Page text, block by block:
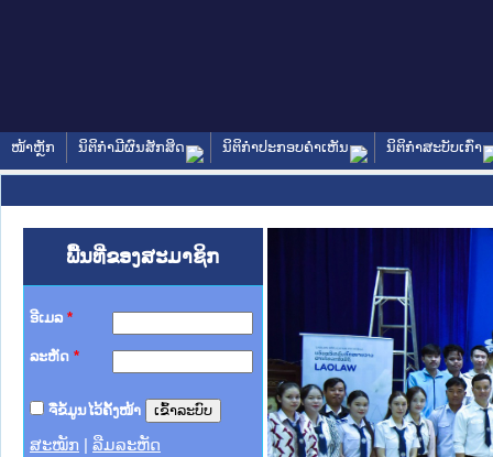
ໜ້າຫຼັກ ນິຕິກໍາມີຜົນສັກສິດ ນິຕິກໍາປະກອບຄໍາເຫັນ ນິຕິກໍາສະບັບເກົ່າ
ພື້ນທີ່ຂອງສະມາຊິກ
ອີເມລ *
ລະຫັດ *
ຈື່ຂໍ້ມູນໄວ້ຄັ້ງໜ້າ
ສະໝັກ ລືມລະຫັດ